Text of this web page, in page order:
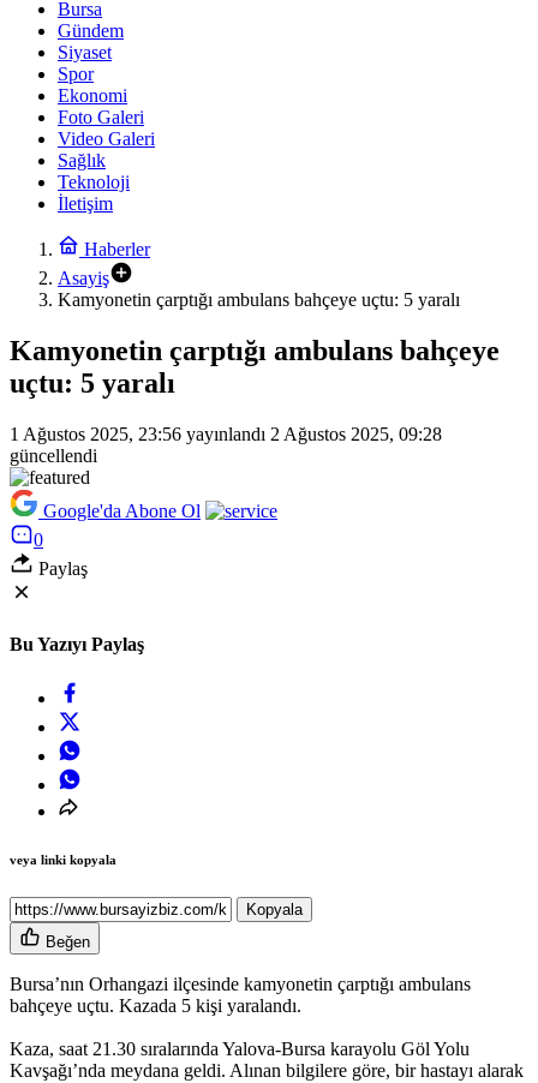
Bursa
Gündem
Siyaset
Spor
Ekonomi
Foto Galeri
Video Galeri
Sağlık
Teknoloji
İletişim
Haberler
Asayiş
Kamyonetin çarptığı ambulans bahçeye uçtu: 5 yaralı
Kamyonetin çarptığı ambulans bahçeye
uçtu: 5 yaralı
1 Ağustos 2025, 23:56 yayınlandı 2 Ağustos 2025, 09:28
güncellendi
Google'da Abone Ol
0
Paylaş
Bu Yazıyı Paylaş
veya linki kopyala
Kopyala
Beğen
Bursa’nın Orhangazi ilçesinde kamyonetin çarptığı ambulans
bahçeye uçtu. Kazada 5 kişi yaralandı.
Kaza, saat 21.30 sıralarında Yalova-Bursa karayolu Göl Yolu
Kavşağı’nda meydana geldi. Alınan bilgilere göre, bir hastayı alarak